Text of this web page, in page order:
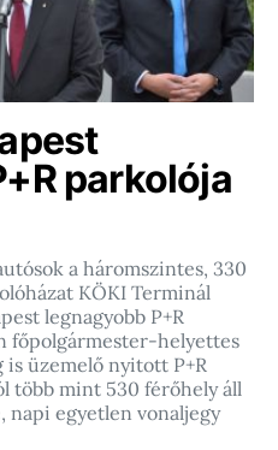
parkolója
a háromszintes, 330
KÖKI Terminál
legnagyobb P+R
főpolgármester-helyettes
üzemelő nyitott P+R
több mint 530 férőhely áll
napi egyetlen vonaljegy